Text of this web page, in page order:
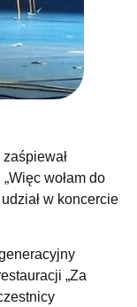
zaśpiewał
wołam do
w koncercie
„Za